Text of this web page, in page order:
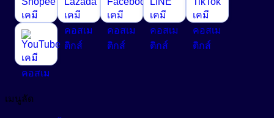
เมนูลัด